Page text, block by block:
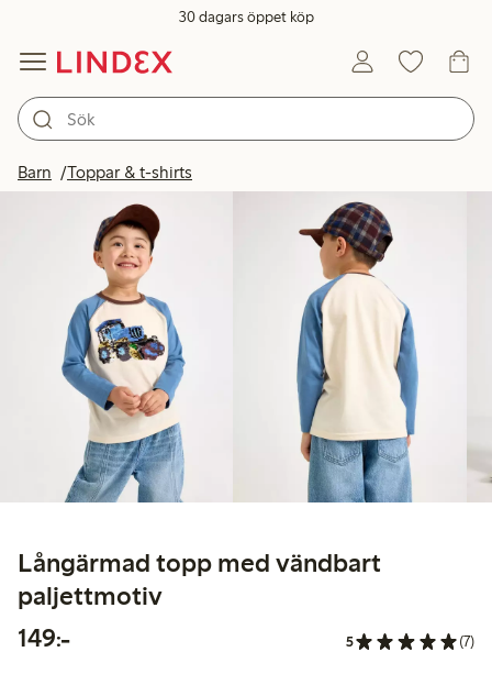
30 dagars öppet köp
Barn Toppar & t-shirts
Långärmad topp med vändbart
paljettmotiv
149:-149,00 kr 5 (7)